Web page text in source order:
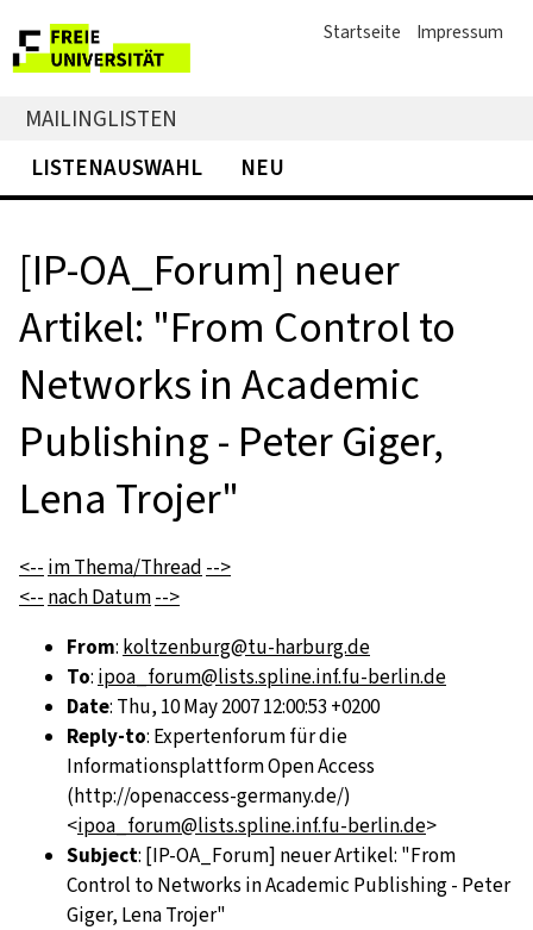
Startseite Impressum
MAILINGLISTEN
LISTENAUSWAHL
NEU
[IP-OA_Forum] neuer
Artikel: "From Control to
Networks in Academic
Publishing - Peter Giger,
Lena Trojer"
<-- im Thema/Thread -->
<-- nach Datum-->
From: koltzenburg@tu-harburg.de
To: ipoa_forum@lists.spline.inf.fu-berlin.de
Date: Thu, 10 May 2007 12:00:53 +0200
Reply-to: Expertenforum für die
Informationsplattform Open Access
(http://openaccess-germany.de/)
<ipoa_forum@lists.spline.inf.fu-berlin.de>
Subject: [IP-OA_Forum] neuer Artikel: "From
Control to Networks in Academic Publishing - Peter
Giger, Lena Trojer"